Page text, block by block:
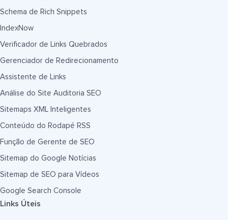
Schema de Rich Snippets
IndexNow
Verificador de Links Quebrados
Gerenciador de Redirecionamento
Assistente de Links
Análise do Site Auditoria SEO
Sitemaps XML Inteligentes
Conteúdo do Rodapé RSS
Função de Gerente de SEO
Sitemap do Google Notícias
Sitemap de SEO para Vídeos
Google Search Console
Links Úteis